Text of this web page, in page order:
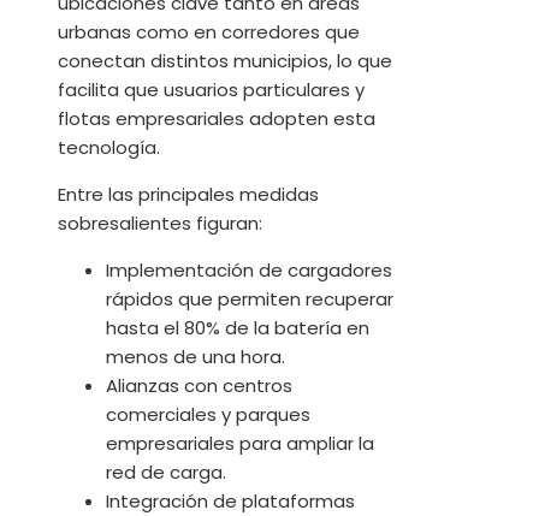
urbanas como en corredores que
conectan distintos municipios, lo que
facilita que usuarios particulares y
flotas empresariales adopten esta
tecnología.
Entre las principales medidas
sobresalientes figuran:
Implementación de cargadores
rápidos que permiten recuperar
hasta el 80% de la batería en
menos de una hora.
Alianzas con centros
comerciales y parques
empresariales para ampliar la
red de carga.
Integración de plataformas